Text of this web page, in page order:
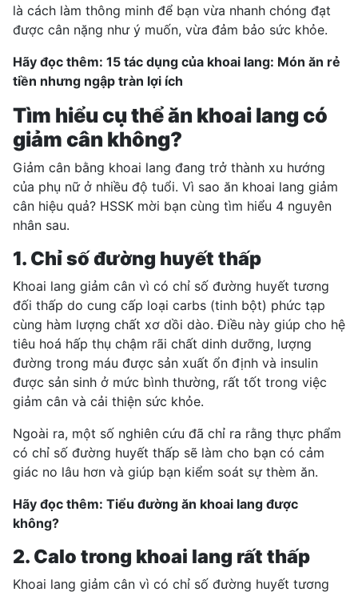
là cách làm thông minh để bạn vừa nhanh chóng đạt
được cân nặng như ý muốn, vừa đảm bảo sức khỏe.
Hãy đọc thêm: 15 tác dụng của khoai lang: Món ăn rẻ
tiền nhưng ngập tràn lợi ích
Tìm hiểu cụ thể ăn khoai lang có
giảm cân không?
Giảm cân bằng khoai lang đang trở thành xu hướng
của phụ nữ ở nhiều độ tuổi. Vì sao ăn khoai lang giảm
cân hiệu quả? HSSK mời bạn cùng tìm hiểu 4 nguyên
nhân sau.
1. Chỉ số đường huyết thấp
Khoai lang giảm cân vì có chỉ số đường huyết tương
đối thấp do cung cấp loại carbs (tinh bột) phức tạp
cùng hàm lượng chất xơ dồi dào. Điều này giúp cho hệ
tiêu hoá hấp thụ chậm rãi chất dinh dưỡng, lượng
đường trong máu được sản xuất ổn định và insulin
được sản sinh ở mức bình thường, rất tốt trong việc
giảm cân và cải thiện sức khỏe.
Ngoài ra, một số nghiên cứu đã chỉ ra rằng thực phẩm
có chỉ số đường huyết thấp sẽ làm cho bạn có cảm
giác no lâu hơn và giúp bạn kiểm soát sự thèm ăn.
Hãy đọc thêm: Tiểu đường ăn khoai lang được
không?
2. Calo trong khoai lang rất thấp
Khoai lang giảm cân vì có chỉ số đường huyết tương